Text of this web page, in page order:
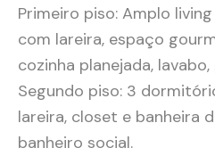
Primeiro piso: Amplo
com lareira, espaço
cozinha planejada,
Segundo piso: 3
lareira, closet e banheira
banheiro social.